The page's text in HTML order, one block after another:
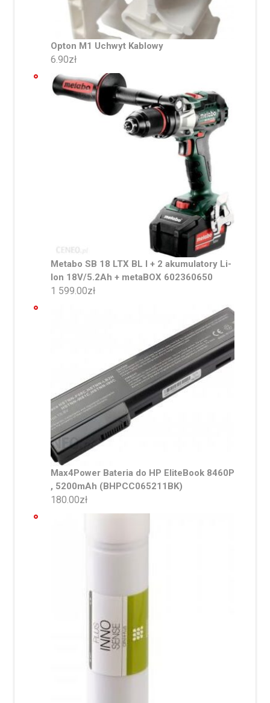
Opton M1 Uchwyt Kablowy
6.90zł
Metabo SB 18 LTX BL I + 2 akumulatory Li-
Ion 18V/5.2Ah + metaBOX 602360650
1 599.00zł
Max4Power Bateria do HP EliteBook 8460P
, 5200mAh (BHPCC065211BK)
180.00zł